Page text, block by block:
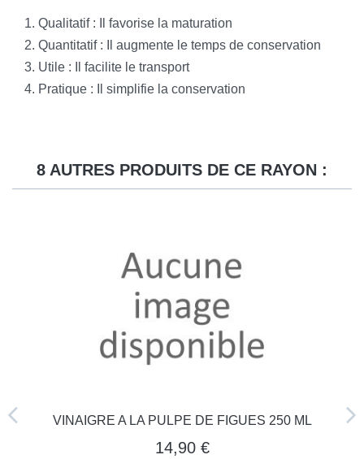
Qualitatif : Il favorise la maturation
Quantitatif : Il augmente le temps de conservation
Utile : Il facilite le transport
Pratique : Il simplifie la conservation
8 AUTRES PRODUITS DE CE RAYON :
VINAIGRE A LA PULPE DE FIGUES 250 ML
14,90 €